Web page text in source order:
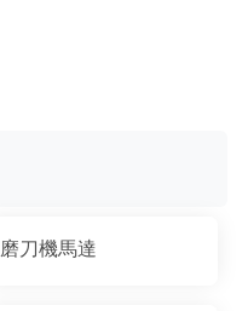
磨刀機馬達